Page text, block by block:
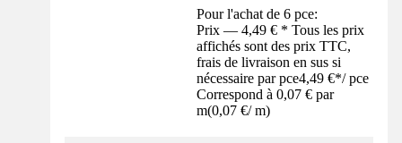
Pour l'achat de 6 pce:
Prix — 4,49 € * Tous les prix
affichés sont des prix TTC,
frais de livraison en sus si
nécessaire par pce4,49 €*/ pce
Correspond à 0,07 € par
m(0,07 €/ m)